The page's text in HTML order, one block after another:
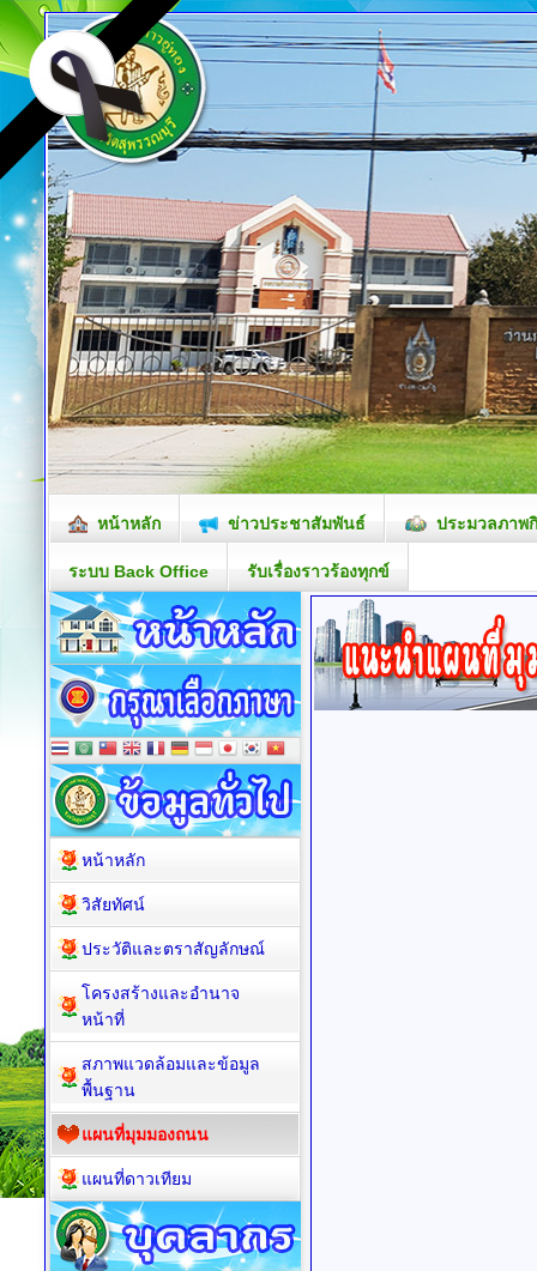
หน้าหลัก ข่าวประชาสัมพันธ์ ประมวลภาพ
ระบบ Back Office รับเรื่องราวร้องทุกข์
หน้าหลัก
วิสัยทัศน์
ประวัติและตราสัญลักษณ์
โครงสร้างและอำนาจ
หน้าที่
สภาพแวดล้อมและข้อมูล
พื้นฐาน
แผนที่มุมมองถนน
แผนที่ดาวเทียม